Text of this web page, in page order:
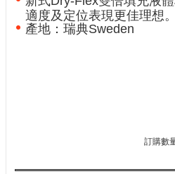
適度及定位表現更佳理想
產地：瑞典Sweden
訂購數